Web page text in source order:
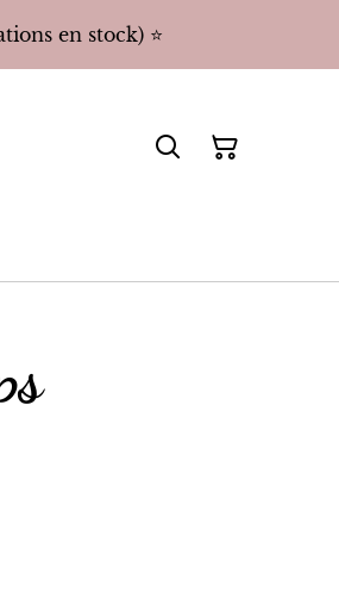
en stock) ⭐️